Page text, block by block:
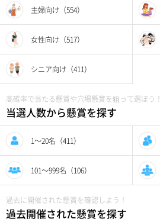
主婦向け（554）
女性向け（517）
シニア向け（411）
高確率で当たる懸賞や穴場懸賞を狙って選ぼう！
当選人数から懸賞を探す
1〜20名（411）
101〜999名（106）
過去に開催された懸賞を確認しよう！
過去開催された懸賞を探す